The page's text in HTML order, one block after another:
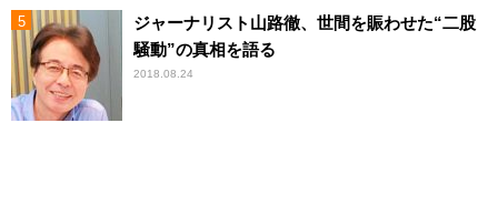
ジャーナリスト山路徹、世間を賑わせた“二股
騒動”の真相を語る
2018.08.24